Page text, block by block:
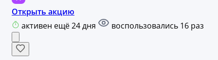
Открыть акцию
активен ещё 24 дня
воспользовались 16 раз